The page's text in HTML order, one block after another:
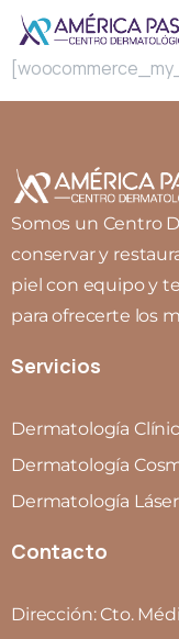
Somos un Centro
conservar y
piel con equipo y
para ofrecerte los
Servicios
Dermatología
Dermatología
Dermatología Láser
Contacto
Dirección: Cto.